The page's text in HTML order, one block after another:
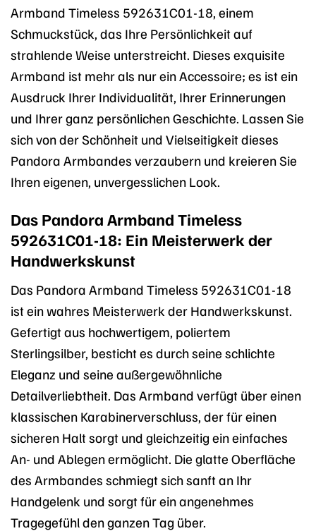
Armband Timeless 592631C01-18, einem
Schmuckstück, das Ihre Persönlichkeit auf
strahlende Weise unterstreicht. Dieses exquisite
Armband ist mehr als nur ein Accessoire; es ist ein
Ausdruck Ihrer Individualität, Ihrer Erinnerungen
und Ihrer ganz persönlichen Geschichte. Lassen Sie
sich von der Schönheit und Vielseitigkeit dieses
Pandora Armbandes verzaubern und kreieren Sie
Ihren eigenen, unvergesslichen Look.
Das Pandora Armband Timeless
592631C01-18: Ein Meisterwerk der
Handwerkskunst
Das Pandora Armband Timeless 592631C01-18
ist ein wahres Meisterwerk der Handwerkskunst.
Gefertigt aus hochwertigem, poliertem
Sterlingsilber, besticht es durch seine schlichte
Eleganz und seine außergewöhnliche
Detailverliebtheit. Das Armband verfügt über einen
klassischen Karabinerverschluss, der für einen
sicheren Halt sorgt und gleichzeitig ein einfaches
An- und Ablegen ermöglicht. Die glatte Oberfläche
des Armbandes schmiegt sich sanft an Ihr
Handgelenk und sorgt für ein angenehmes
Tragegefühl den ganzen Tag über.